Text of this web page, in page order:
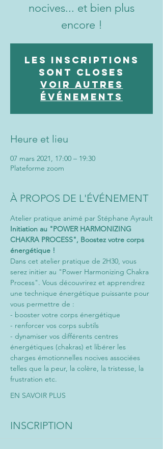
nocives... et bien plus
encore !
Les inscriptions
sont closes
Voir autres
événements
Heure et lieu
07 mars 2021, 17:00 – 19:30
Plateforme zoom
À PROPOS DE L'ÉVÉNEMENT
Atelier pratique animé par Stéphane Ayrault
Initiation au "POWER HARMONIZING
CHAKRA PROCESS", Boostez votre corps
énergétique !
Dans cet atelier pratique de 2H30, vous
serez initier au "Power Harmonizing Chakra
Process". Vous découvrirez et apprendrez
une technique énergétique puissante pour
vous permettre de :
- booster votre corps énergétique
- renforcer vos corps subtils
- dynamiser vos différents centres
énergétiques (chakras) et libérer les
charges émotionnelles nocives associées
telles que la peur, la colère, la tristesse, la
frustration etc.
EN SAVOIR PLUS
INSCRIPTION